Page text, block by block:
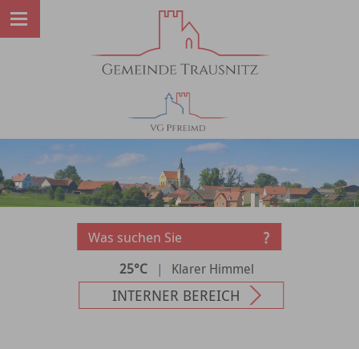
25°C | Klarer Himmel
INTERNER BEREICH